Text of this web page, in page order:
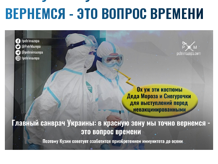
ВЕРНЕМСЯ - ЭТО ВОПРОС ВРЕМЕНИ